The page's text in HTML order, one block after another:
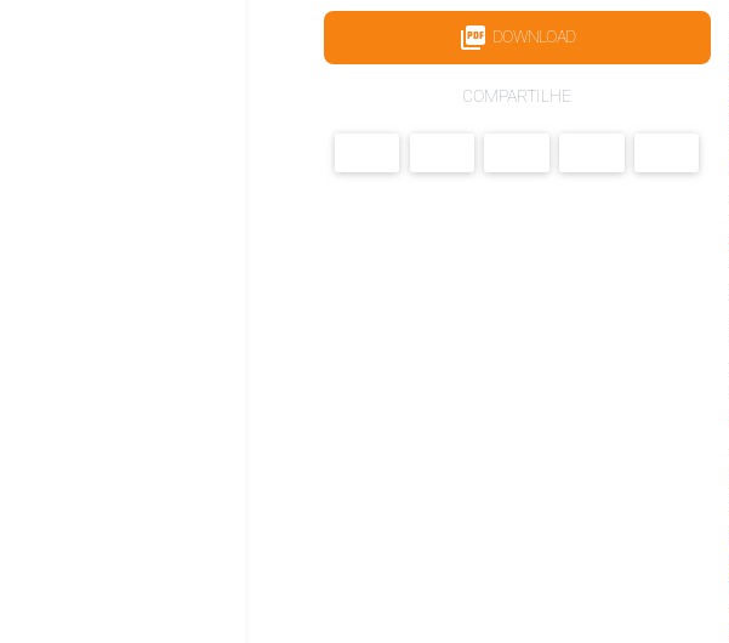
DOWNLOAD
COMPARTILHE